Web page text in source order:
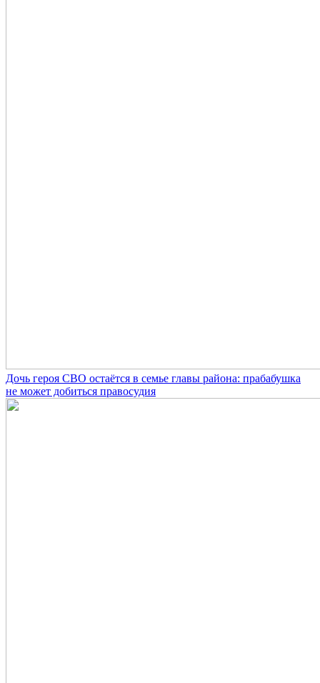
Дочь героя СВО остаётся в семье главы района: прабабушка
не может добиться правосудия